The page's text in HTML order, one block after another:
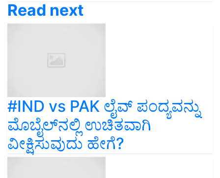
Read next
#IND vs PAK ಲೈವ್ ಪಂದ್ಯವನ್ನು
ಮೊಬೈಲ್‌ನಲ್ಲಿ ಉಚಿತವಾಗಿ
ವೀಕ್ಷಿಸುವುದು ಹೇಗೆ?